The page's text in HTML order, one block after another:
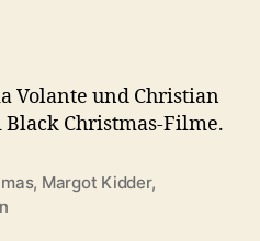
Volante und Christian
Christmas-Filme.
, Margot Kidder,